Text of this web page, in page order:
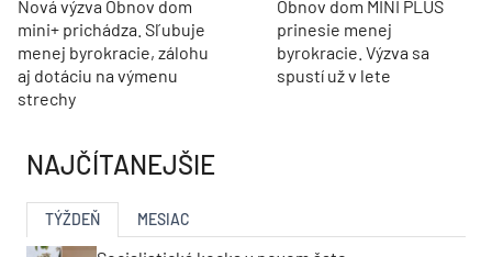
Nová výzva Obnov dom
mini+ prichádza. Sľubuje
menej byrokracie, zálohu
aj dotáciu na výmenu
strechy
Obnov dom MINI PLUS
prinesie menej
byrokracie. Výzva sa
spustí už v lete
NAJČÍTANEJŠIE
TÝŽDEŇ MESIAC